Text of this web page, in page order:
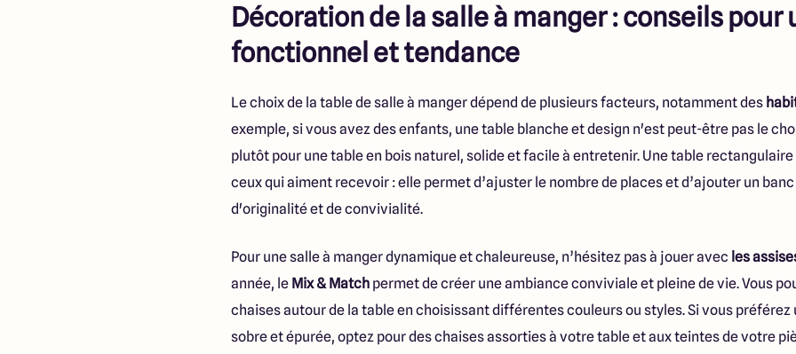
Décoration de la salle à manger : conseils pour
fonctionnel et tendance
Le choix de la table de salle à manger dépend de plusieurs facteurs, notamment des
exemple, si vous avez des enfants, une table blanche et design n'est peut-être pas le
plutôt pour une table en bois naturel, solide et facile à entretenir. Une table
ceux qui aiment recevoir : elle permet d’ajuster le nombre de places et d’ajouter un
d'originalité et de convivialité.
Pour une salle à manger dynamique et chaleureuse, n’hésitez pas à jouer avec les
année, le Mix & Match permet de créer une ambiance conviviale et pleine de vie. Vous
chaises autour de la table en choisissant différentes couleurs ou styles. Si vous préférez
sobre et épurée, optez pour des chaises assorties à votre table et aux teintes de votre